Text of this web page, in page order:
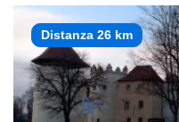
Distanza 26 km